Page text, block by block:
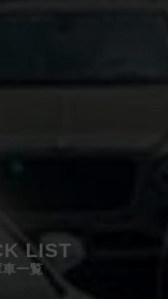
LIST
一覧